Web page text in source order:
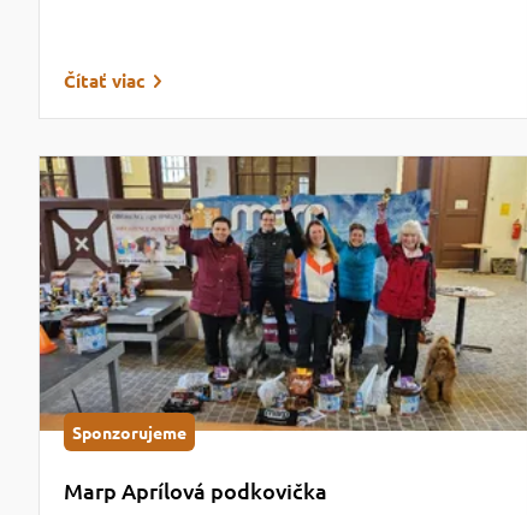
Čítať viac
Sponzorujeme
Marp Aprílová podkovička